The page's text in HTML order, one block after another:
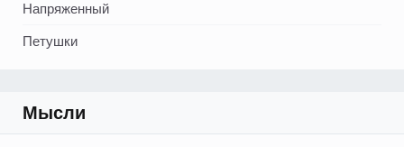
Напряженный
Петушки
Мысли